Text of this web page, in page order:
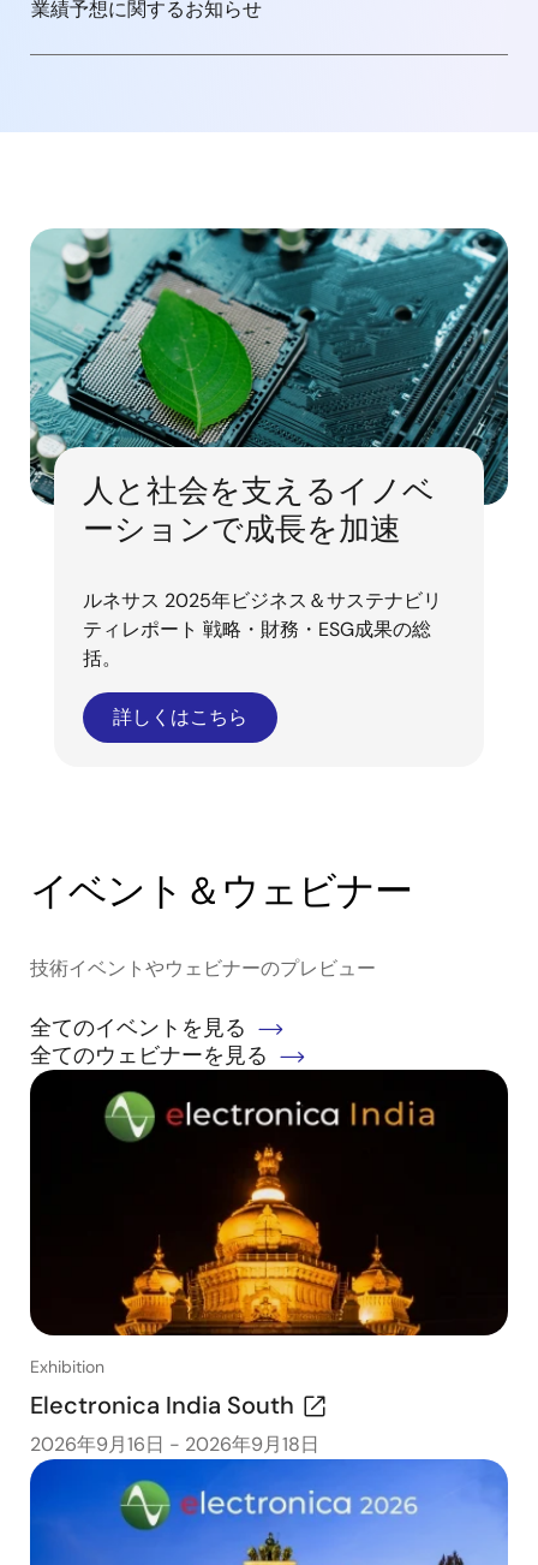
業績予想に関するお知らせ
人と社会を支えるイノベ
ーションで成長を加速
ルネサス 2025年ビジネス＆サステナビリ
ティレポート 戦略・財務・ESG成果の総
括。
詳しくはこちら
イベント＆ウェビナー
技術イベントやウェビナーのプレビュー
全てのイベントを見る
全てのウェビナーを見る
Exhibition
Electronica India South
2026年9月16日 - 2026年9月18日